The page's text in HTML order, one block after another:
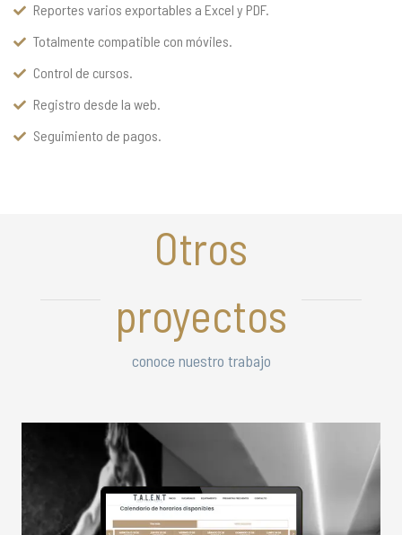
Reportes varios exportables a Excel y PDF.
Totalmente compatible con móviles.
Control de cursos.
Registro desde la web.
Seguimiento de pagos.
Otros
proyectos
conoce nuestro trabajo